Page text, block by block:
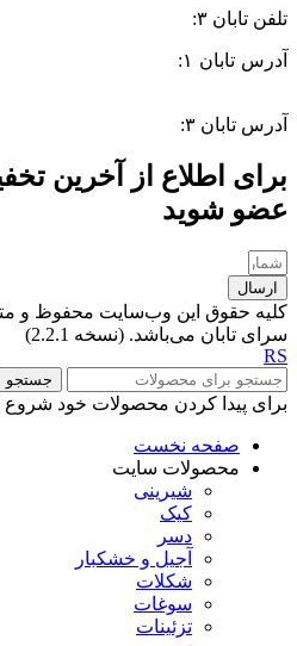
تلفن تابان ۳:
آدرس تابان ۱:
آدرس تابان ۳:
برای اطلاع از آخرین
عضو شوید
ارسال
کلیه حقوق این وب‌سایت محفوظ و
سرای تابان می‌باشد. (نسخه 2.2.1)
RS
جستجو
برای پیدا کردن محصولات خود شروع
صفحه نخست
محصولات سایت
شیرینی
کیک
دسر
آجیل و خشکبار
شکلات
سوغات
تزئینات